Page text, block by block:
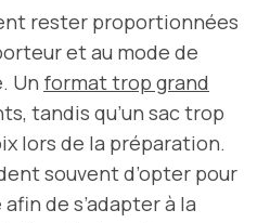
rester proportionnées
et au mode de
Un format trop grand
tandis qu’un sac trop
lors de la préparation.
souvent d’opter pour
de s’adapter à la